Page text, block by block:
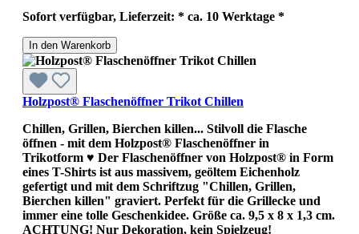
Sofort verfügbar, Lieferzeit: * ca. 10 Werktage *
In den Warenkorb
Holzpost® Flaschenöffner Trikot Chillen
Chillen, Grillen, Bierchen killen... Stilvoll die Flasche
öffnen - mit dem Holzpost® Flaschenöffner in
Trikotform ♥ Der Flaschenöffner von Holzpost® in Form
eines T-Shirts ist aus massivem, geöltem Eichenholz
gefertigt und mit dem Schriftzug "Chillen, Grillen,
Bierchen killen" graviert. Perfekt für die Grillecke und
immer eine tolle Geschenkidee. Größe ca. 9,5 x 8 x 1,3 cm.
ACHTUNG! Nur Dekoration, kein Spielzeug!